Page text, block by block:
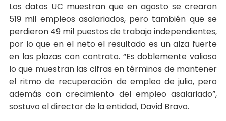
Los datos UC muestran que en agosto se crearon
519 mil empleos asalariados, pero también que se
perdieron 49 mil puestos de trabajo independientes,
por lo que en el neto el resultado es un alza fuerte
en las plazas con contrato. “Es doblemente valioso
lo que muestran las cifras en términos de mantener
el ritmo de recuperación de empleo de julio, pero
además con crecimiento del empleo asalariado”,
sostuvo el director de la entidad, David Bravo.